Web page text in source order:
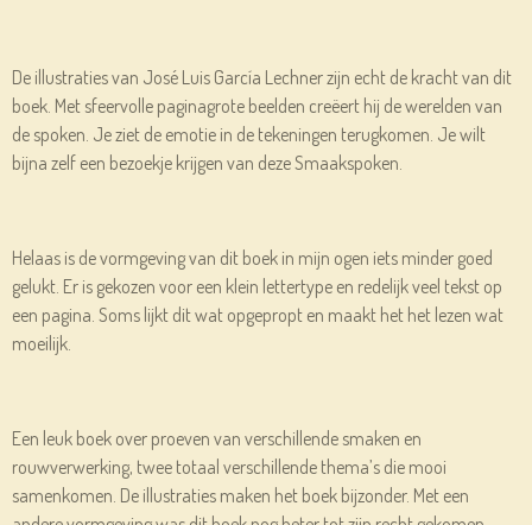
De illustraties van José Luis García Lechner zijn echt de kracht van dit
boek. Met sfeervolle paginagrote beelden creëert hij de werelden van
de spoken. Je ziet de emotie in de tekeningen terugkomen. Je wilt
bijna zelf een bezoekje krijgen van deze Smaakspoken.
Helaas is de vormgeving van dit boek in mijn ogen iets minder goed
gelukt. Er is gekozen voor een klein lettertype en redelijk veel tekst op
een pagina. Soms lijkt dit wat opgepropt en maakt het het lezen wat
moeilijk.
Een leuk boek over proeven van verschillende smaken en
rouwverwerking, twee totaal verschillende thema’s die mooi
samenkomen. De illustraties maken het boek bijzonder. Met een